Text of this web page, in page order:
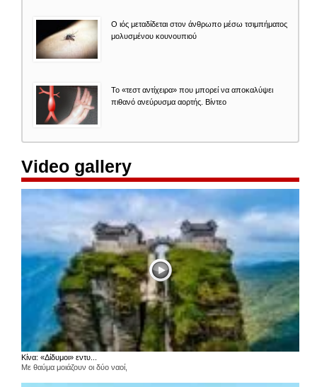
Ο ιός μεταδίδεται στον άνθρωπο μέσω τσιμπήματος
μολυσμένου κουνουπιού
Το «τεστ αντίχειρα» που μπορεί να αποκαλύψει
πιθανό ανεύρυσμα αορτής. Βίντεο
Video gallery
Κίνα: «Δίδυμοι» εντυ...
Με θαύμα μοιάζουν οι δύο ναοί,